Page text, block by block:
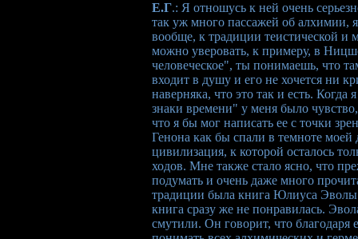
Е.Г.: Я отношусь к ней очень
так уж много пассажей об алхимии,
вообще, к традиции теистической и
можно уверовать, к примеру, в
человеческое", ты понимаешь, что
входит в душу и его не хочется ни
наверняка, что это так и есть.
знаки времени" у меня было
что я бы мог написать ее с точки
Генона как бы спали в темноте
цивилизация, к которой осталось
ходов. Мне также стало ясно, что
подумать и очень даже много
традиции была книга Юлиуса Эволы
книга сразу же не понравилась.
смутили. Он говорит, что благодаря